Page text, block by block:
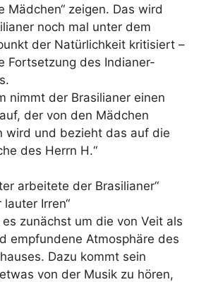
Mädchen“ zeigen. Das wird
noch mal unter dem
der Natürlichkeit kritisiert –
Fortsetzung des Indianer-
nimmt der Brasilianer einen
der von den Mädchen
wird und bezieht das auf die
des Herrn H.“
arbeitete der Brasilianer“
lauter Irren“
zunächst um die von Veit als
empfundene Atmosphäre des
Dazu kommt sein
von der Musik zu hören,